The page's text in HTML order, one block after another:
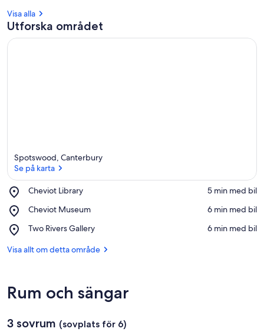
Visa alla
Utforska området
Spotswood, Canterbury
Se på karta
Cheviot Library
Place,
Library
‪5 min med bil‬
Cheviot Museum
Place,
Museum
‪6 min med bil‬
Two Rivers Gallery
Place,
Rivers
‪6 min med bil‬
Visa allt om detta område
Rum och sängar
3 sovrum (sovplats för 6)